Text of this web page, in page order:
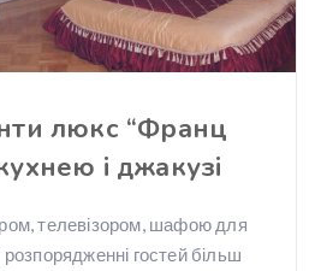
люкс “Франц
і джакузі
телевізором, шафою для
гостей більш